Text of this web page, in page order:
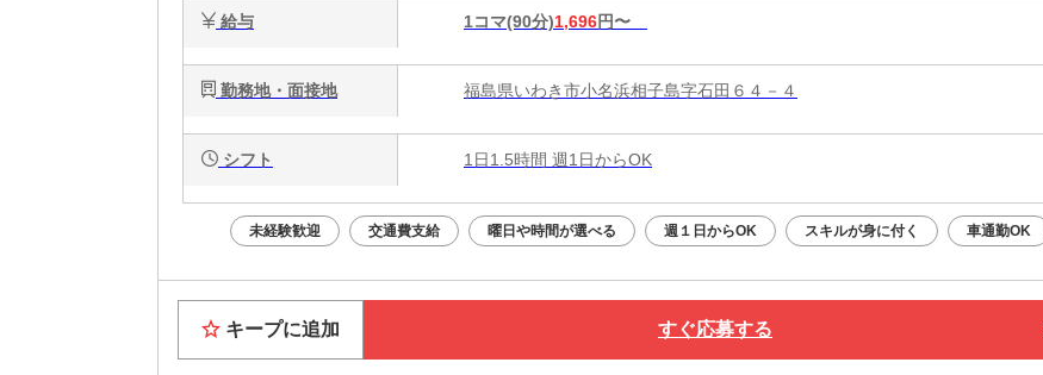
給与 1コマ(90分)1,696円〜
勤務地・面接地 福島県いわき市小名浜相子島字石田６４－４
シフト 1日1.5時間 週1日からOK
未経験歓迎 交通費支給 曜日や時間が選べる 週１日からOK スキルが身に付く 車通勤OK
キープに追加 すぐ応募する